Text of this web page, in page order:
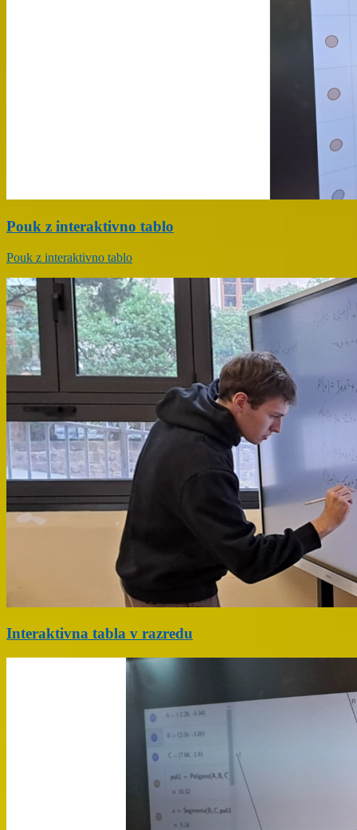
Pouk z interaktivno tablo
Pouk z interaktivno tablo
Interaktivna tabla v razredu